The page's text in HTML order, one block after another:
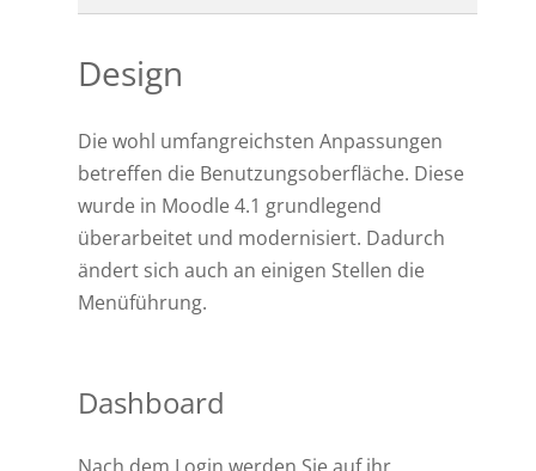
Design
Die wohl umfangreichsten Anpassungen
betreffen die Benutzungsoberfläche. Diese
wurde in Moodle 4.1 grundlegend
überarbeitet und modernisiert. Dadurch
ändert sich auch an einigen Stellen die
Menüführung.
Dashboard